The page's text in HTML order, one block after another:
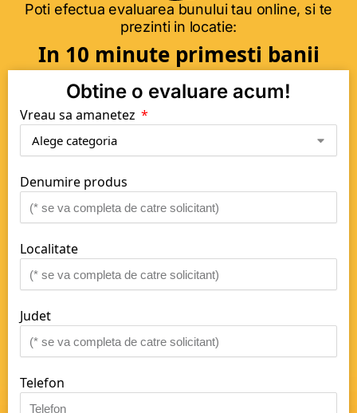
Poti efectua evaluarea bunului tau online, si te
prezinti in locatie:
In 10 minute primesti banii
Obtine o evaluare acum!
Vreau sa amanetez
Denumire produs
Localitate
Judet
Telefon